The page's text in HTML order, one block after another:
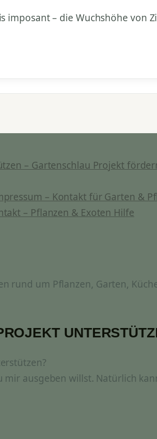
imposant – die Wuchshöhe von
– Gartenschlau Projekt
– Kontakt für Garten &
– Pflanzen & Exoten Hilfe
rund um Pflanzen, Garten,
mir ausgeben willst. Natürlich